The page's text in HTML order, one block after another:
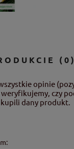
(0)
opinie
czy
dany produkt.